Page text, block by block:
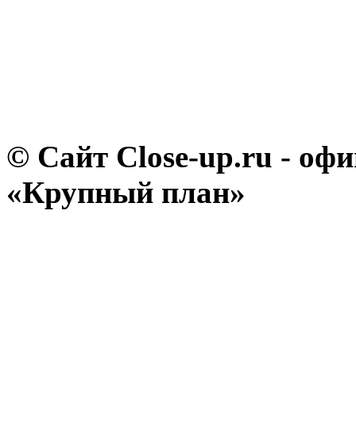
© Сайт Close-up.ru -
«Крупный план»